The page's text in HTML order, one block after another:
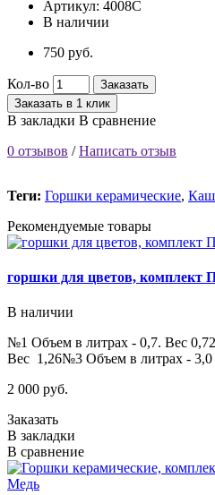
Артикул: 4008C
В наличии
750 руб.
Кол-во
Заказать
Заказать в 1 клик
В закладки В сравнение
0 отзывов /Написать отзыв
Теги: Горшки керамические,
Рекомендуемые товары
горшки для цветов, комплект
В наличии
№1 Объем в литрах - 0,7. Вес
Вес 1,26№3 Объем в литрах -
2 000 руб.
Заказать
В закладки
В сравнение